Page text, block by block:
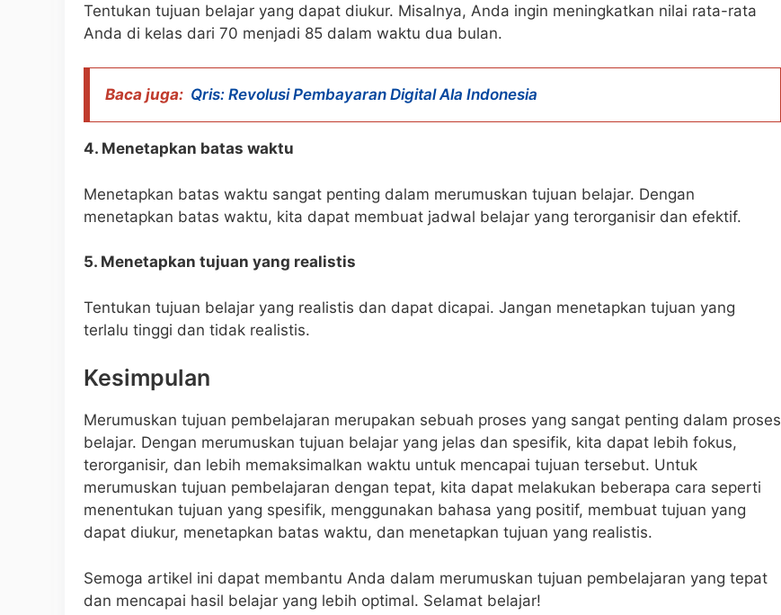
Tentukan tujuan belajar yang dapat diukur. Misalnya, Anda ingin meningkatkan nilai rata-rata
Anda di kelas dari 70 menjadi 85 dalam waktu dua bulan.
Baca juga: Qris: Revolusi Pembayaran Digital Ala Indonesia
4. Menetapkan batas waktu
Menetapkan batas waktu sangat penting dalam merumuskan tujuan belajar. Dengan
menetapkan batas waktu, kita dapat membuat jadwal belajar yang terorganisir dan efektif.
5. Menetapkan tujuan yang realistis
Tentukan tujuan belajar yang realistis dan dapat dicapai. Jangan menetapkan tujuan yang
terlalu tinggi dan tidak realistis.
Kesimpulan
Merumuskan tujuan pembelajaran merupakan sebuah proses yang sangat penting dalam proses
belajar. Dengan merumuskan tujuan belajar yang jelas dan spesifik, kita dapat lebih fokus,
terorganisir, dan lebih memaksimalkan waktu untuk mencapai tujuan tersebut. Untuk
merumuskan tujuan pembelajaran dengan tepat, kita dapat melakukan beberapa cara seperti
menentukan tujuan yang spesifik, menggunakan bahasa yang positif, membuat tujuan yang
dapat diukur, menetapkan batas waktu, dan menetapkan tujuan yang realistis.
Semoga artikel ini dapat membantu Anda dalam merumuskan tujuan pembelajaran yang tepat
dan mencapai hasil belajar yang lebih optimal. Selamat belajar!